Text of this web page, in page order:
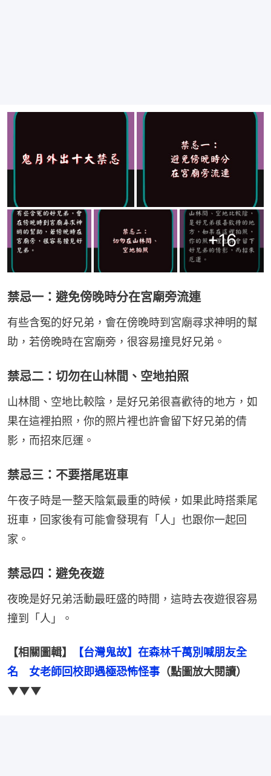
+16
禁忌一：避免傍晚時分在宮廟旁流連
有些含冤的好兄弟，會在傍晚時到宮廟尋求神明的幫
助，若傍晚時在宮廟旁，很容易撞見好兄弟。
禁忌二：切勿在山林間、空地拍照
山林間、空地比較陰，是好兄弟很喜歡待的地方，如
果在這裡拍照，你的照片裡也許會留下好兄弟的倩
影，而招來厄運。
禁忌三：不要搭尾班車
午夜子時是一整天陰氣最重的時候，如果此時搭乘尾
班車，回家後有可能會發現有「人」也跟你一起回
家。
禁忌四：避免夜遊
夜晚是好兄弟活動最旺盛的時間，這時去夜遊很容易
撞到「人」。
【相關圖輯】
【台灣鬼故】在森林千萬別喊朋友全
名　女老師回校即遇極恐怖怪事 （點圖放大閱讀）
▼▼▼